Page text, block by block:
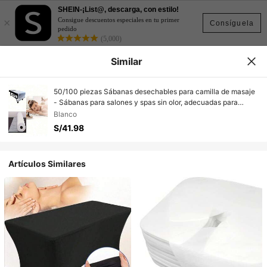
Consíguela
×
SHEIN-¡List@, descarga, con estilo!
Consigue descuentos especiales en tu primer
pedido
(5,000)
Similar
50/100 piezas Sábanas desechables para camilla de masaje
- Sábanas para salones y spas sin olor, adecuadas para
salones de belleza, spas, mesas de masaje, estudios de
tatuajes, camas de masaje | Textura suave | Tela desechable
de un solo uso.
Blanco
S/41.98
Artículos Similares